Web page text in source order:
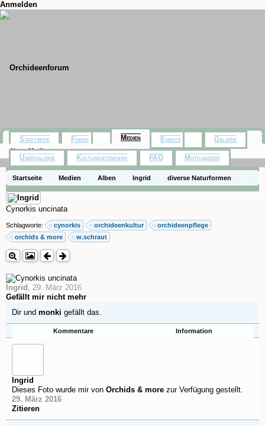
Anmelden
Startseite Medien Alben Ingrid diverse Naturformen
Cynorkis uncinata
Schlagworte: cynorkis orchideenkultur
orchideenpflege
orchids & more
w.schraut
Ingrid , 29. März 2016
Gefällt mir nicht mehr
Dir und monki gefällt das.
Kommentare Information
Ingrid
Dieses Foto wurde mir von Orchids & more zur Verfügung gestellt.
29. März 2016
Zitieren
Startseite Foren Medien
Neue Medien
Events Galerie
Usergalerie Kulturdatenbank FAQ Motivjaeger